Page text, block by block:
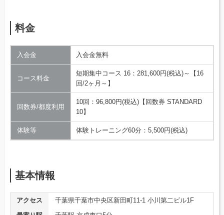
料金
入会金 入会金無料
コース料金
短期集中コース 16：281,600円(税込)～【16
回/2ヶ月～】
回数券/都度利用
10回：96,800円(税込)【回数券 STANDARD
10】
体験等 体験トレーニング60分：5,500円(税込)
基本情報
アクセス
千葉県千葉市中央区新田町11-1 小川第二ビル1F